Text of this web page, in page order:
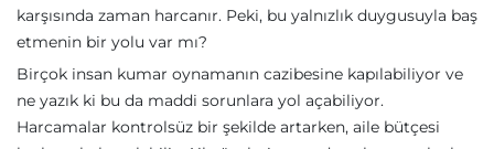
karşısında zaman harcanır. Peki, bu yalnızlık duygusuyla baş
etmenin bir yolu var mı?
Birçok insan kumar oynamanın cazibesine kapılabiliyor ve
ne yazık ki bu da maddi sorunlara yol açabiliyor.
Harcamalar kontrolsüz bir şekilde artarken, aile bütçesi